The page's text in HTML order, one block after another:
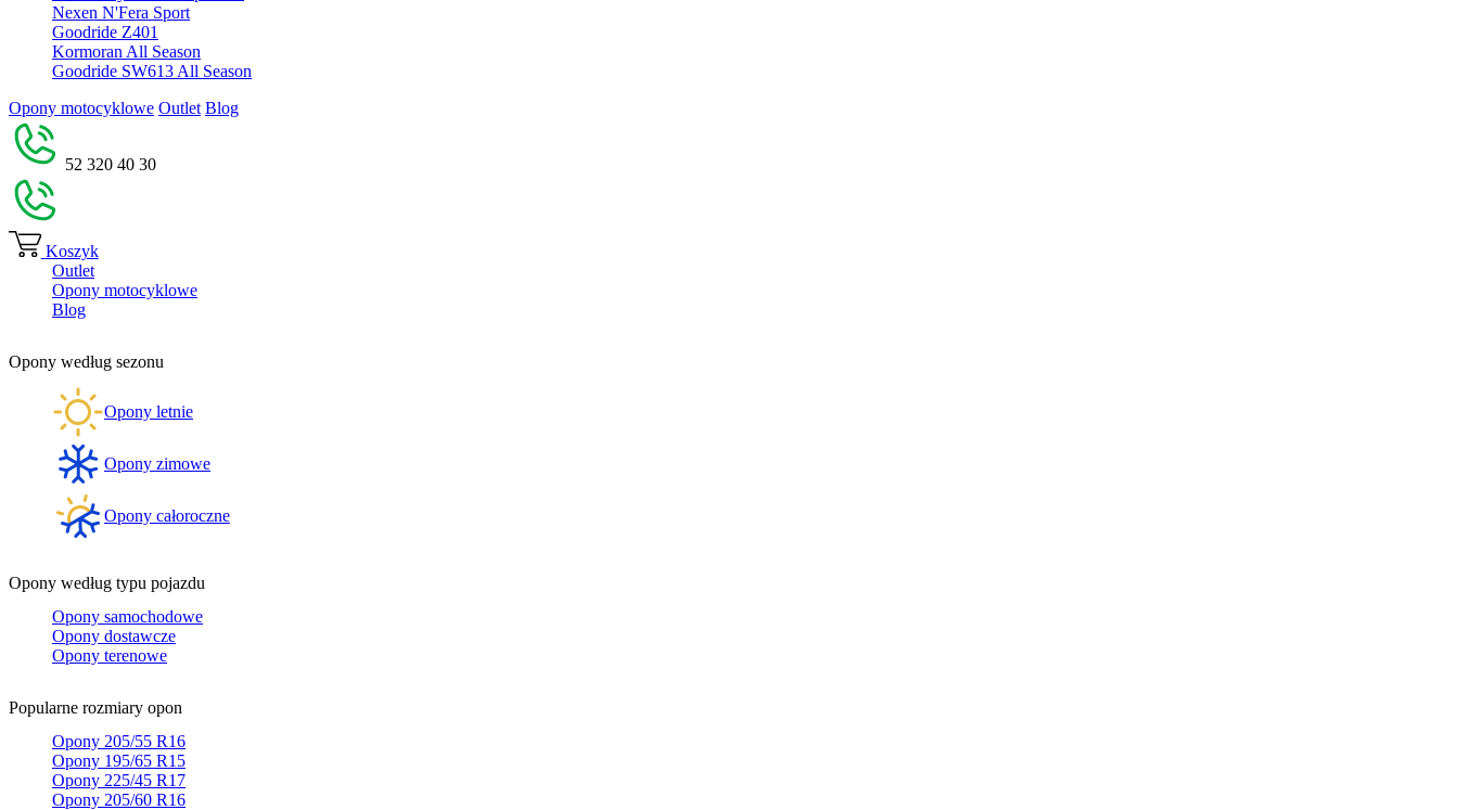
Nexen N'Fera Sport
Goodride Z401
Kormoran All Season
Goodride SW613 All Season
Opony motocyklowe Outlet Blog
52 320 40 30
Koszyk
Outlet
Opony motocyklowe
Blog
Opony według sezonu
Opony letnie
Opony zimowe
Opony całoroczne
Opony według typu pojazdu
Opony samochodowe
Opony dostawcze
Opony terenowe
Popularne rozmiary opon
Opony 205/55 R16
Opony 195/65 R15
Opony 225/45 R17
Opony 205/60 R16